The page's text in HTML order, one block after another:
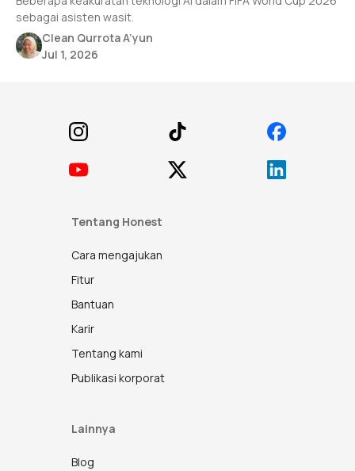
sebagai asisten wasit.
Clean Qurrota A’yun
Jul 1, 2026
Tentang Honest
Cara mengajukan
Fitur
Bantuan
Karir
Tentang kami
Publikasi korporat
Lainnya
Blog